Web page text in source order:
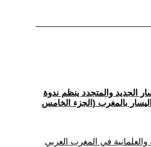
الجديد والمتجدد ينظم ندوة
بالمغرب (الجزء الخامس
والعلمانية في المغرب العربي